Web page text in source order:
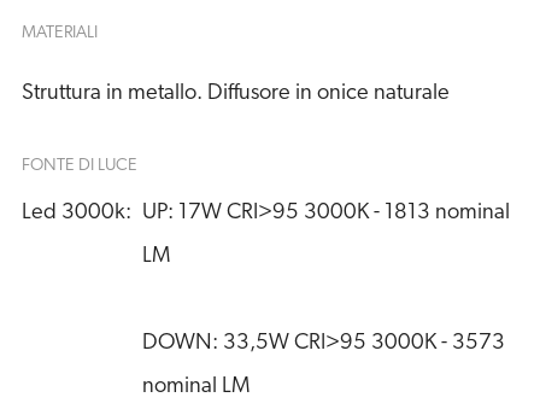
MATERIALI
Struttura in metallo. Diffusore in onice naturale
FONTE DI LUCE
Led 3000k: UP: 17W CRI>95 3000K - 1813 nominal
LM
DOWN: 33,5W CRI>95 3000K - 3573
nominal LM